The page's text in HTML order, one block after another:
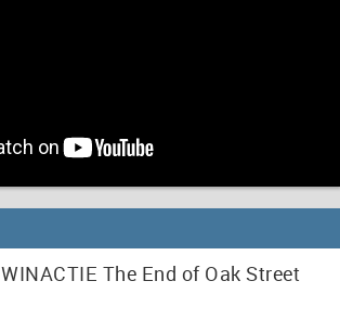
WINACTIE The End of Oak Street